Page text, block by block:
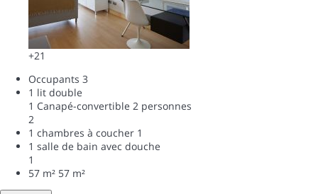
+21
Occupants 3
1 lit double
1 Canapé-convertible 2 personnes
2
1 chambres à coucher 1
1 salle de bain avec douche
1
57 m² 57 m²